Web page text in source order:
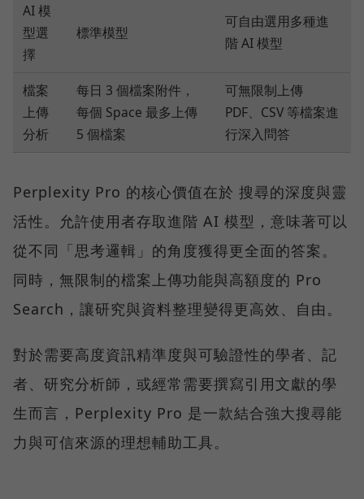
AI 模
型選
擇
標準模型
可自由選用多種進
階 AI 模型
檔案
上傳
分析
每日 3 個檔案附件，
每個 Space 最多上傳
5 個檔案
可無限制上傳
PDF、CSV 等檔案進
行深入問答
Perplexity Pro 的核心價值在於 搜尋的深度與靈
活性。允許使用者存取進階 AI 模型，意味著可以
從不同「思考邏輯」的角度獲得更全面的答案。
同時，無限制的檔案上傳功能與高額度的 Pro
Search，讓研究與資料整理變得更高效、自由。
對於需要高度資訊精準度與可驗證性的學者、記
者、研究分析師，或經常需要撰寫引用文獻的學
生而言，Perplexity Pro 是一款結合強大搜尋能
力與可信來源的理想輔助工具。